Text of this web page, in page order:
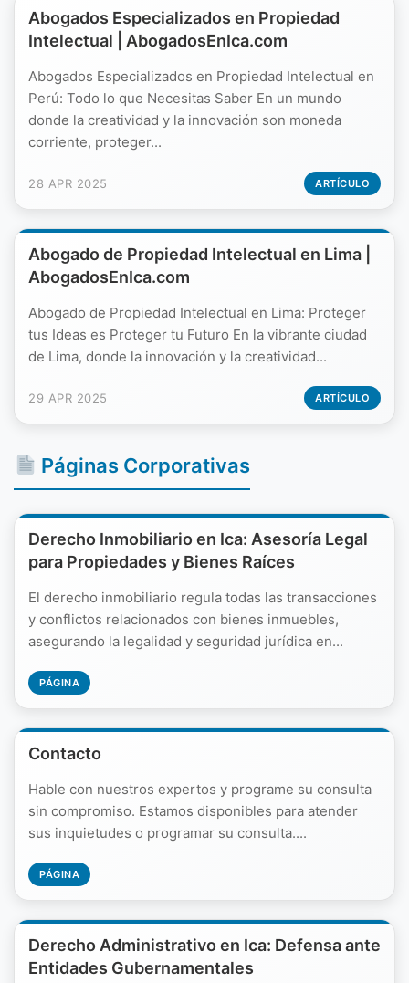
Abogados Especializados en Propiedad
Intelectual | AbogadosEnIca.com
Abogados Especializados en Propiedad Intelectual en
Perú: Todo lo que Necesitas Saber En un mundo
donde la creatividad y la innovación son moneda
corriente, proteger...
28 APR 2025 ARTÍCULO
Abogado de Propiedad Intelectual en Lima |
AbogadosEnIca.com
Abogado de Propiedad Intelectual en Lima: Proteger
tus Ideas es Proteger tu Futuro En la vibrante ciudad
de Lima, donde la innovación y la creatividad...
29 APR 2025 ARTÍCULO
Páginas Corporativas
Derecho Inmobiliario en Ica: Asesoría Legal
para Propiedades y Bienes Raíces
El derecho inmobiliario regula todas las transacciones
y conflictos relacionados con bienes inmuebles,
asegurando la legalidad y seguridad jurídica en...
PÁGINA
Contacto
Hable con nuestros expertos y programe su consulta
sin compromiso. Estamos disponibles para atender
sus inquietudes o programar su consulta....
PÁGINA
Derecho Administrativo en Ica: Defensa ante
Entidades Gubernamentales